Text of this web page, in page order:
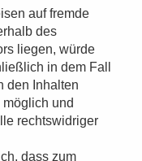
auf fremde
des
liegen, würde
in dem Fall
den Inhalten
und
rechtswidriger
dass zum